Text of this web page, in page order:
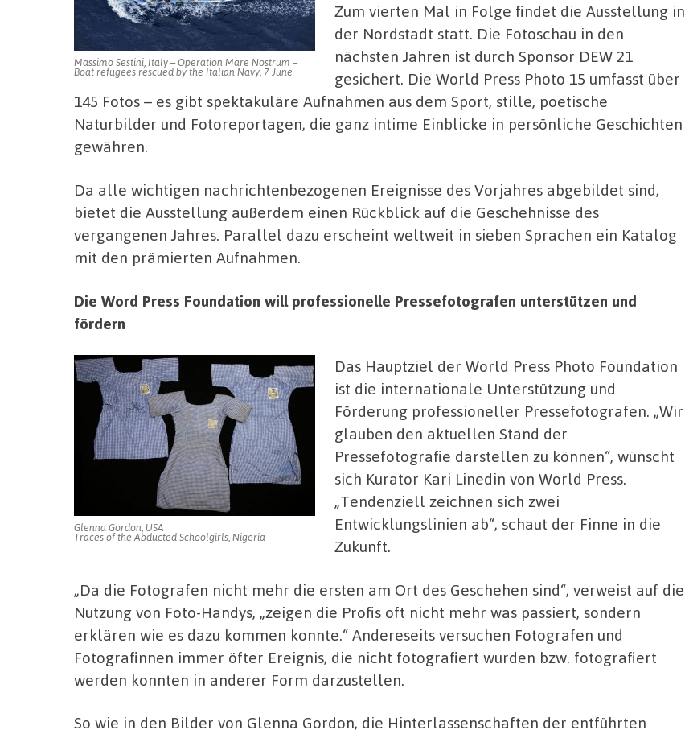
Massimo Sestini, Italy – Operation Mare Nostrum –
Boat refugees rescued by the Italian Navy, 7 June
Zum vierten Mal in Folge findet die Ausstellung in
der Nordstadt statt. Die Fotoschau in den
nächsten Jahren ist durch Sponsor DEW 21
gesichert. Die World Press Photo 15 umfasst über
145 Fotos – es gibt spektakuläre Aufnahmen aus dem Sport, stille, poetische
Naturbilder und Fotoreportagen, die ganz intime Einblicke in persönliche Geschichten
gewähren.
Da alle wichtigen nachrichtenbezogenen Ereignisse des Vorjahres abgebildet sind,
bietet die Ausstellung außerdem einen Rückblick auf die Geschehnisse des
vergangenen Jahres. Parallel dazu erscheint weltweit in sieben Sprachen ein Katalog
mit den prämierten Aufnahmen.
Die Word Press Foundation will professionelle Pressefotografen unterstützen und
fördern
Glenna Gordon, USA
Traces of the Abducted Schoolgirls, Nigeria
Das Hauptziel der World Press Photo Foundation
ist die internationale Unterstützung und
Förderung professioneller Pressefotografen. „Wir
glauben den aktuellen Stand der
Pressefotografie darstellen zu können“, wünscht
sich Kurator Kari Linedin von World Press.
„Tendenziell zeichnen sich zwei
Entwicklungslinien ab“, schaut der Finne in die
Zukunft.
„Da die Fotografen nicht mehr die ersten am Ort des Geschehen sind“, verweist auf die
Nutzung von Foto-Handys, „zeigen die Profis oft nicht mehr was passiert, sondern
erklären wie es dazu kommen konnte.“ Andereseits versuchen Fotografen und
Fotografinnen immer öfter Ereignis, die nicht fotografiert wurden bzw. fotografiert
werden konnten in anderer Form darzustellen.
So wie in den Bilder von Glenna Gordon, die Hinterlassenschaften der entführten